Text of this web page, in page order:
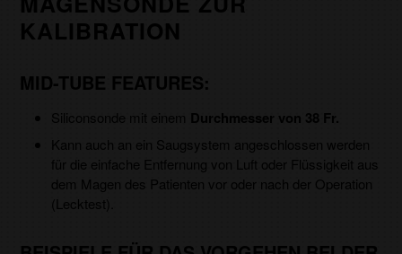
KALIBRATION
MID-TUBE FEATURES:
Siliconsonde mit einem Durchmesser von 38 Fr.
Kann auch an ein Saugsystem angeschlossen werden
für die einfache Entfernung von Luft oder Flüssigkeit aus
dem Magen des Patienten vor oder nach der Operation
(Lecktest).